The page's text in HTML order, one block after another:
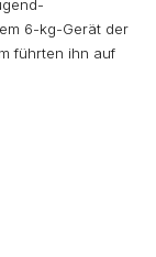
6-kg-Gerät der
führten ihn auf